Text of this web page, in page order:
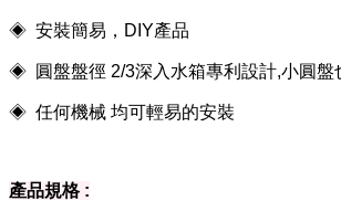
◈ 安裝簡易，DIY產品
◈ 圓盤盤徑 2/3深入水箱專利設計,小圓盤
◈ 任何機械 均可輕易的安裝
產品規格 :